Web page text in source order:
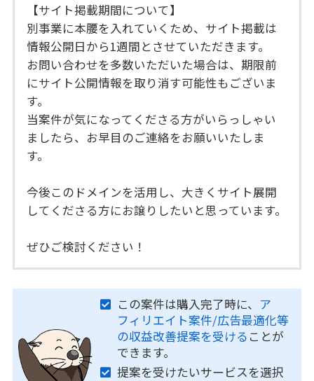
【サイト掲載期間について】
別事業に本腰を入れていくため、サイト掲載は
情報公開日から1週間とさせていただきます。
お問い合わせを多数いただいた場合は、期限前
にサイト公開情報を取り消す可能性もございま
す。
当案件が気になってくださる方がいらっしゃい
ましたら、お早目のご連絡をお願いいたしま
す。
今後このドメインを活用し、大きくサイト展開
してくださる方にお譲りしたいと思っています。
ぜひご検討ください！
この案件は購入完了時に、 ア
フィリエイト案件/広告最適化等
の収益改善提案を受ける ことが
できます。
提案を受けたいサービスを選択